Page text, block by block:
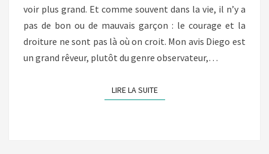
voir plus grand. Et comme souvent dans la vie, il n’y a
pas de bon ou de mauvais garçon : le courage et la
droiture ne sont pas là où on croit. Mon avis Diego est
un grand rêveur, plutôt du genre observateur,…
LIRE LA SUITELIRE LA SUITE